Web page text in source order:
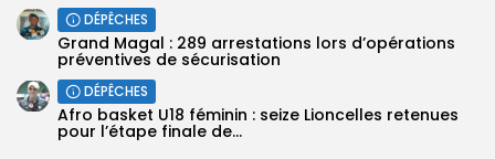
DÉPÊCHES
Grand Magal : 289 arrestations lors d’opérations
préventives de sécurisation
DÉPÊCHES
‎Afro basket U18 féminin : seize Lioncelles retenues
pour l’étape finale de...